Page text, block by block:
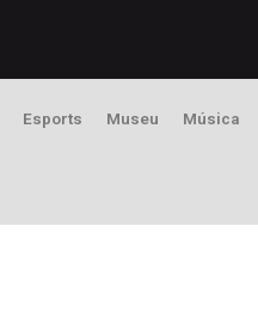
Esports Museu Música